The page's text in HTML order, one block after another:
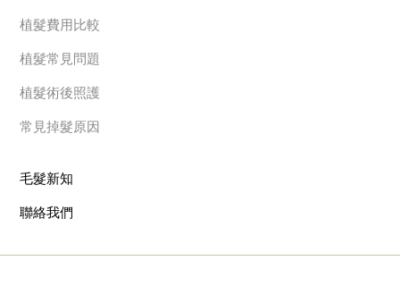
植髮費用比較
植髮常見問題
植髮術後照護
常見掉髮原因
毛髮新知
聯絡我們